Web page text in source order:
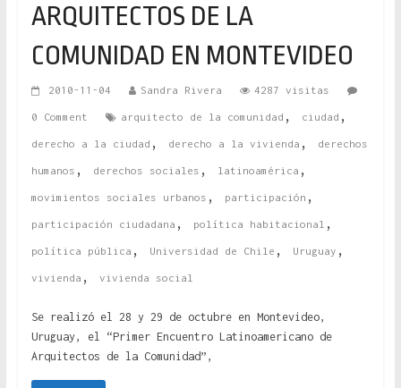
ARQUITECTOS DE LA
COMUNIDAD EN MONTEVIDEO
2010-11-04 Sandra Rivera 4287 visitas
0 Comment arquitecto de la comunidad , ciudad ,
derecho a la ciudad , derecho a la vivienda , derechos
humanos , derechos sociales , latinoamérica ,
movimientos sociales urbanos , participación ,
participación ciudadana , política habitacional ,
política pública , Universidad de Chile , Uruguay ,
vivienda , vivienda social
Se realizó el 28 y 29 de octubre en Montevideo,
Uruguay, el “Primer Encuentro Latinoamericano de
Arquitectos de la Comunidad”,